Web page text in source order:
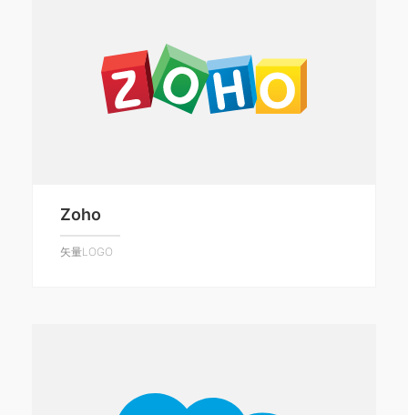
Zoho
矢量LOGO